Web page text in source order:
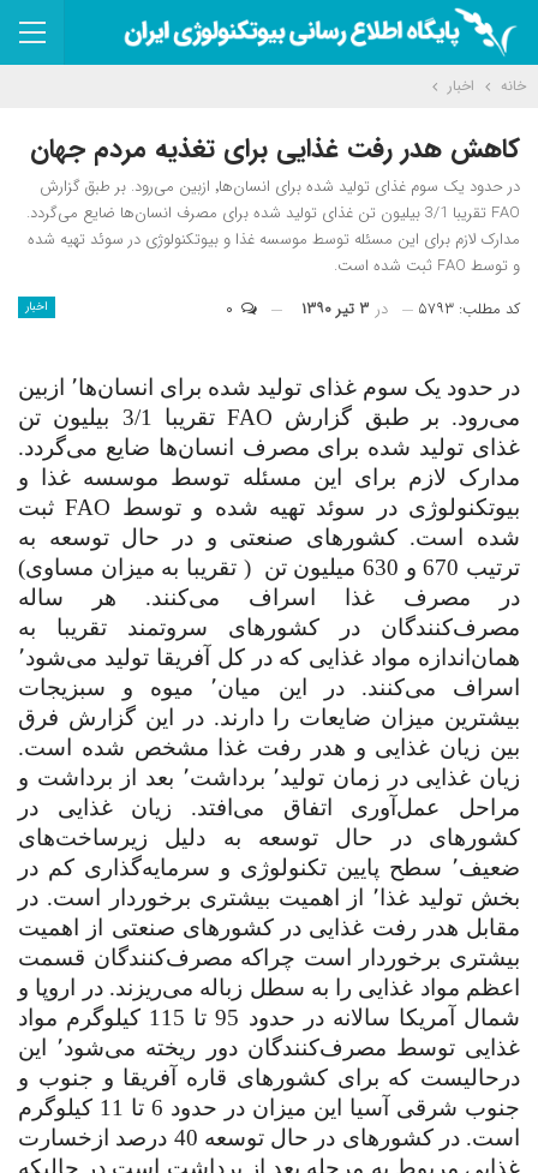
خانه اخبار
کاهش هدر رفت غذایی برای تغذیه مردم جهان
در حدود یک سوم غذای تولید شده برای انسان‌ها٬ ازبین می‌رود. بر طبق گزارش
FAO تقریبا 3/1 بیلیون تن غذای تولید شده برای مصرف انسان‌ها ضایع می‌گردد.
مدارک لازم برای این مسئله توسط موسسه غذا و بیوتکنولوژی در سوئد تهیه شده
و توسط FAO ثبت شده است.
اخبار کد مطلب: ۵۷۹۳ در ۳ تیر ۱۳۹۰
در حدود یک سوم غذای تولید شده برای انسان‌ها٬ ازبین
می‌رود. بر طبق گزارش FAO
تقریبا 3/1 بیلیون تن
غذای تولید شده برای مصرف انسان‌ها ضایع می‌گردد.
مدارک لازم برای این مسئله توسط موسسه غذا و
بیوتکنولوژی در سوئد تهیه شده و توسط FAOثبت
شده است. کشورهای صنعتی و در حال توسعه به
ترتیب 670 و 630 میلیون تن
( تقریبا به میزان مساوی)
در مصرف غذا اسراف می‌کنند. هر ساله
مصرف‌کنندگان در کشورهای سروتمند تقریبا به
همان‌اندازه مواد غذایی که در کل آفریقا تولید می‌شود٬
اسراف می‌کنند. در این میان٬ میوه و سبزیجات
بیشترین میزان ضایعات را دارند. در این گزارش فرق
بین زیان غذایی و هدر رفت غذا مشخص شده است.
زیان غذایی در زمان تولید٬ برداشت٬ بعد از برداشت و
مراحل عمل‌آوری اتفاق می‌افتد. زیان غذایی در
کشورهای در حال توسعه به دلیل زیرساخت‌های
ضعیف٬ سطح پایین تکنولوژی و سرمایه‌گذاری کم در
بخش تولید غذا٬ از اهمیت بیشتری برخوردار است. در
مقابل هدر رفت غذایی در کشورهای صنعتی از اهمیت
بیشتری برخوردار است چراکه مصرف‌کنندگان قسمت
اعظم مواد غذایی را به سطل زباله می‌ریزند. در اروپا و
شمال آمریکا سالانه در حدود 95 تا 115 کیلوگرم مواد
غذایی توسط مصرف‌کنندگان دور ریخته می‌شود٬ این
درحالیست که برای کشورهای قاره آفریقا و جنوب و
جنوب شرقی آسیا این میزان در حدود 6 تا 11 کیلوگرم
است. در کشورهای در حال توسعه 40 درصد ازخسارت
غذایی مربوط به مرحله بعد از برداشت است در حالیکه